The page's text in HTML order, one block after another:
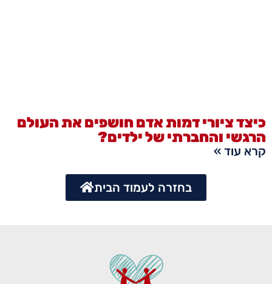
כיצד ציורי דמות אדם חושפים את העולם
הרגשי והחברתי של ילדים?
קרא עוד »
בחזרה לעמוד הבית